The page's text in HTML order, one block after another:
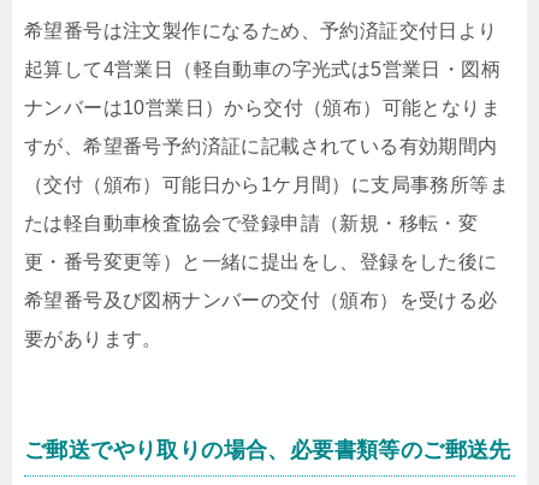
希望番号は注文製作になるため、予約済証交付日より
起算して4営業日（軽自動車の字光式は5営業日・図柄
ナンバーは10営業日）から交付（頒布）可能となりま
すが、希望番号予約済証に記載されている有効期間内
（交付（頒布）可能日から1ケ月間 ）に支局事務所等ま
たは軽自動車検査協会で登録申請（新規・移転・変
更・番号変更等）と一緒に提出をし、登録をした後に
希望番号及び図柄ナンバーの交付（頒布）を受ける必
要があります。
ご郵送でやり取りの場合、必要書類等のご郵送先